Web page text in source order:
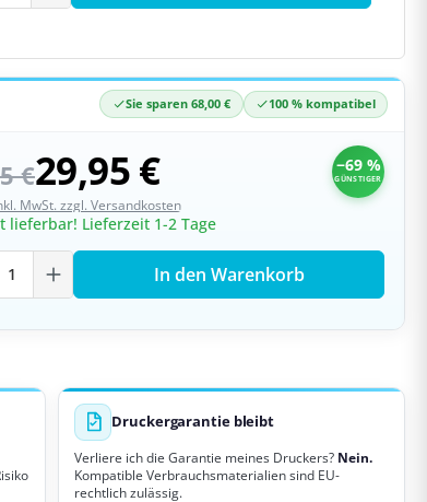
Sie sparen 68,00 € 100 % kompatibel
€29,95 € −69 %
GÜNSTIGER
MwSt. zzgl. Versandkosten
lieferbar! Lieferzeit 1-2 Tage
Anzahl: Gib den
In den Warenkorb
Druckergarantie bleibt
Verliere ich die Garantie meines Druckers? Nein.
Kompatible Verbrauchsmaterialien sind EU-
rechtlich zulässig.